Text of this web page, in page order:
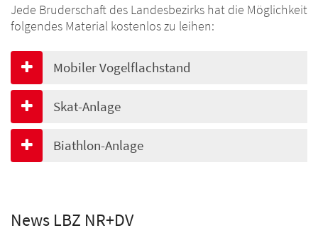
Jede Bruderschaft des Landesbezirks hat die Möglichkeit
folgendes Material kostenlos zu leihen:
Mobiler Vogelflachstand
Skat-Anlage
Biathlon-Anlage
News LBZ NR+DV